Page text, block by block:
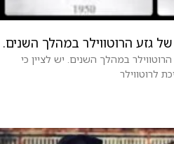
גזע הרוטווילר במהלך השנים.
במהלך השנים. יש לציין כי